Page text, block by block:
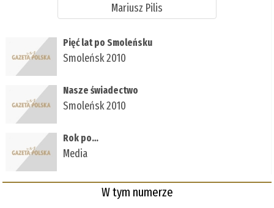
Mariusz Pilis
Pięć lat po Smoleńsku
Smoleńsk 2010
Nasze świadectwo
Smoleńsk 2010
Rok po…
Media
W tym numerze